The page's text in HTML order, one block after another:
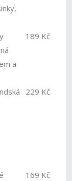
a
189 Kč
229 Kč
169 Kč